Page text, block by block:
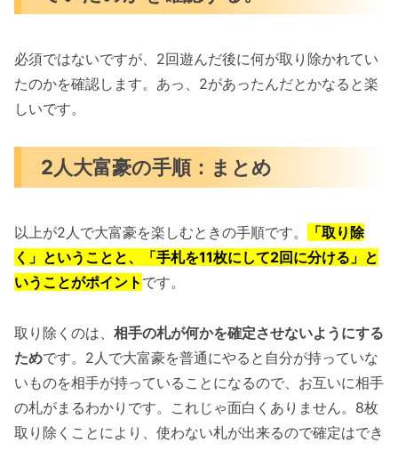
必須ではないですが、2回遊んだ後に何が取り除かれてい
たのかを確認します。あっ、2があったんだとかなると楽
しいです。
2人大富豪の手順：まとめ
以上が2人で大富豪を楽しむときの手順です。
「取り除
く」ということと、「手札を11枚にして2回に分ける」と
いうことがポイント です。
取り除くのは、 相手の札が何かを確定させないようにする
ためです。2人で大富豪を普通にやると自分が持っていな
いものを相手が持っていることになるので、お互いに相手
の札がまるわかりです。これじゃ面白くありません。8枚
取り除くことにより、使わない札が出来るので確定はでき